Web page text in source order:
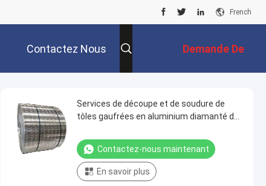
French
Contactez Nous Demande De
Soumission
Services de découpe et de soudure de
tôles gaufrées en aluminium diamanté de
Contactez-nous maintenant
En savoir plus